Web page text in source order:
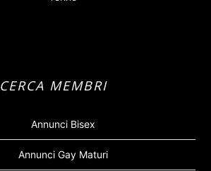
CERCA MEMBRI
Annunci Bisex
Annunci Gay Maturi